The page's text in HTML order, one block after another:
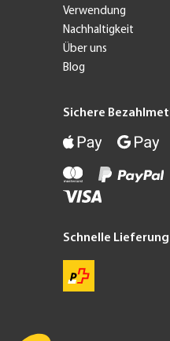
Verwendung
Nachhaltigkeit
Über uns
Blog
Sichere
Schnelle